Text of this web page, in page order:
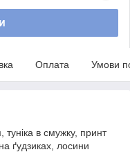
Оплата Умови
туніка в смужку, принт
ґудзиках, лосини